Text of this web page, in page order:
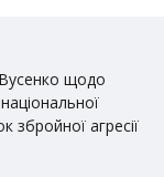
щодо
збройної агресії